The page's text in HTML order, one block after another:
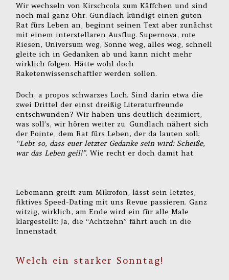
Wir wechseln von Kirschcola zum Käffchen und sind
noch mal ganz Ohr. Gundlach kündigt einen guten
Rat fürs Leben an, beginnt seinen Text aber zunächst
mit einem interstellaren Ausflug. Supernova, rote
Riesen, Universum weg, Sonne weg, alles weg, schnell
gleite ich in Gedanken ab und kann nicht mehr
wirklich folgen. Hätte wohl doch
Raketenwissenschaftler werden sollen.
Doch, a propos schwarzes Loch: Sind darin etwa die
zwei Drittel der einst dreißig Literaturfreunde
entschwunden? Wir haben uns deutlich dezimiert,
was soll’s, wir hören weiter zu. Gundlach nähert sich
der Pointe, dem Rat fürs Leben, der da lauten soll:
“Lebt so, dass euer letzter Gedanke sein wird: Scheiße,
war das Leben geil!”. Wie recht er doch damit hat.
Lebemann greift zum Mikrofon, lässt sein letztes,
fiktives Speed-Dating mit uns Revue passieren. Ganz
witzig, wirklich, am Ende wird ein für alle Male
klargestellt: Ja, die “Achtzehn” fährt auch in die
Innenstadt.
Welch ein starker Sonntag!